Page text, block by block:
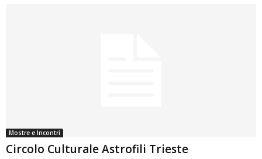
Mostre e Incontri
Circolo Culturale Astrofili Trieste